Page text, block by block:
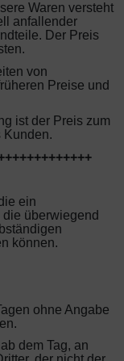
Waren versteht
anfallender
Der Preis
von
Preise und
ist der Preis zum
Kunden.
ein
überwiegend
können.
ohne Angabe
dem Tag, an